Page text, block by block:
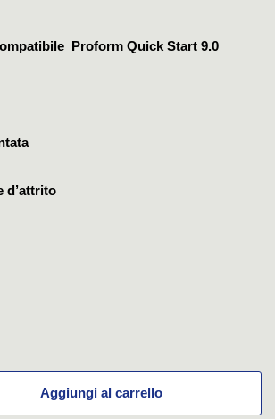
Proform Quick Start 9.0
d’attrito
Aggiungi al carrello